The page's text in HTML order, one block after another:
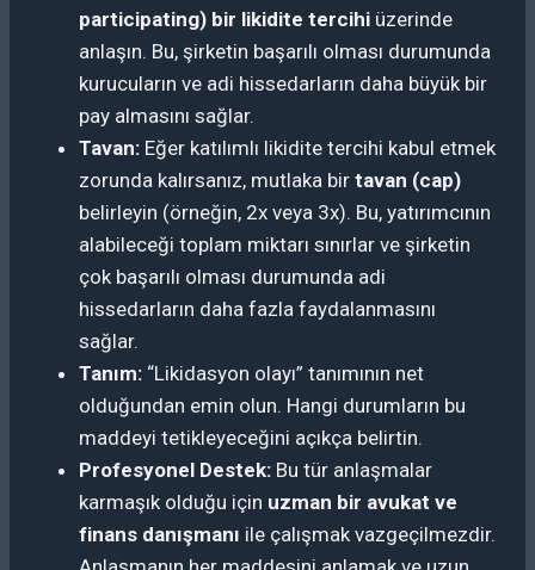
participating) bir likidite tercihi üzerinde
anlaşın. Bu, şirketin başarılı olması durumunda
kurucuların ve adi hissedarların daha büyük bir
pay almasını sağlar.
Tavan: Eğer katılımlı likidite tercihi kabul etmek
zorunda kalırsanız, mutlaka bir tavan (cap)
belirleyin (örneğin, 2x veya 3x). Bu, yatırımcının
alabileceği toplam miktarı sınırlar ve şirketin
çok başarılı olması durumunda adi
hissedarların daha fazla faydalanmasını
sağlar.
Tanım: “Likidasyon olayı” tanımının net
olduğundan emin olun. Hangi durumların bu
maddeyi tetikleyeceğini açıkça belirtin.
Profesyonel Destek: Bu tür anlaşmalar
karmaşık olduğu için uzman bir avukat ve
finans danışmanı ile çalışmak vazgeçilmezdir.